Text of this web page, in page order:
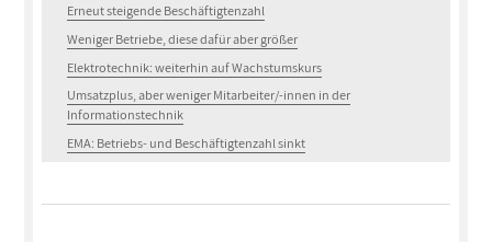
Erneut steigende Beschäftigtenzahl
Weniger Betriebe, diese dafür aber größer
Elektrotechnik: weiterhin auf Wachstumskurs
Umsatzplus, aber weniger Mitarbeiter/-innen in der
Informationstechnik
EMA: Betriebs- und Beschäftigtenzahl sinkt